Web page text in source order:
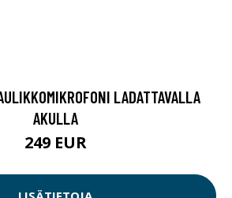
LADATTAVALLA
AKULLA
249 EUR